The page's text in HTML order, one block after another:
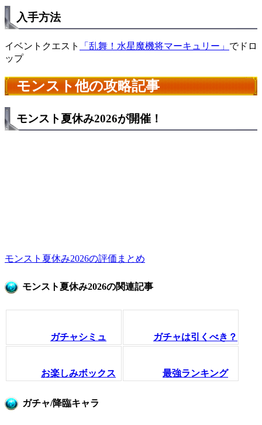
入手方法
イベントクエスト 「乱舞！水星魔機将マーキュリー」 でドロ
ップ
モンスト他の攻略記事
モンスト夏休み2026が開催！
モンスト夏休み2026の評価まとめ
モンスト夏休み2026の関連記事
ガチャシミュ ガチャは引くべき？
お楽しみボックス 最強ランキング
ガチャ/降臨キャラ